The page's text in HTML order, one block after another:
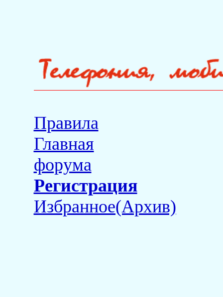
Правила
Главная
форума
Регистрация
Избранное(Архив)